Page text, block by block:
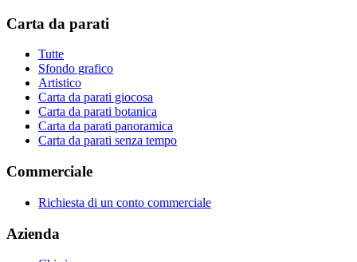
Carta da parati
Tutte
Sfondo grafico
Artistico
Carta da parati giocosa
Carta da parati botanica
Carta da parati panoramica
Carta da parati senza tempo
Commerciale
Richiesta di un conto commerciale
Azienda